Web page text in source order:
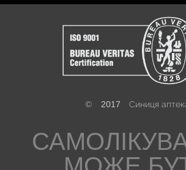
© 2017 Синиця